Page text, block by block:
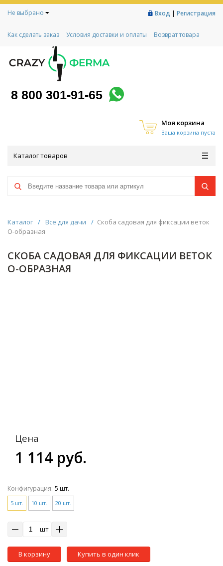
Не выбрано Вход | Регистрация
Как сделать заказ Условия доставки и оплаты
Возврат товара
Контакты
Социальный контракт
Любимая ферма
8 800 301-91-65
Моя корзина
Ваша корзина пуста
Каталог товаров
Каталог / Все для дачи / Скоба садовая для фиксации веток
О-образная
СКОБА САДОВАЯ ДЛЯ ФИКСАЦИИ ВЕТОК
О-ОБРАЗНАЯ
Цена
1 114 руб.
Конфигурация: 5 шт.
5 шт. 10 шт. 20 шт.
шт
В корзину Купить в один клик